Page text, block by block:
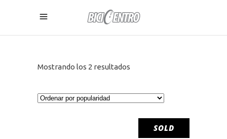
Mostrando los 2 resultados
SOLD